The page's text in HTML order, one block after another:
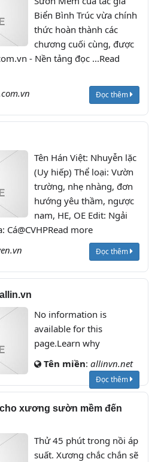
Biển Bình Trúc vừa chính
thức hoàn thành các
chương cuối cùng, được
- Nền tảng đọc ...Read
Đọc thêm
Tên Hán Việt: Nhuyễn lặc
(Uy hiếp) Thể loại: Vườn
trường, nhẹ nhàng, đơn
hướng yêu thầm, ngược
nam, HE, OE Edit: Ngải
Cá@CVHPRead more
Đọc thêm
No information is
available for this
page.Learn why
Tên miền: allinvn.net
Đọc thêm
xương sườn mềm đến
Thử 45 phút trong nồi áp
suất. Xương chắc chắn sẽ